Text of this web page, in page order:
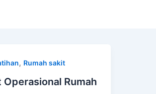
, Rumah sakit
Rumah